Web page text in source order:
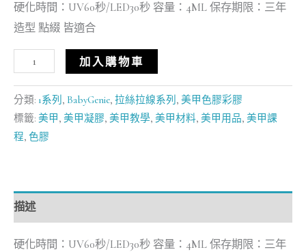
硬化時間：UV60秒/LED30秒 容量：4ML 保存期限：三年
造型 點綴 皆適合
加入購物車
分類: 1系列 , BabyGenie, 拉絲拉線系列 , 美甲色膠彩膠
標籤: 美甲, 美甲凝膠, 美甲教學, 美甲材料, 美甲用品, 美甲課
程, 色膠
描述
硬化時間：UV60秒/LED30秒 容量：4ML 保存期限：三年